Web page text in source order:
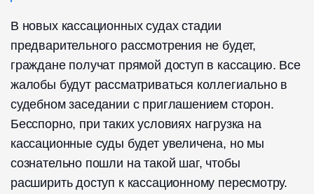
В новых кассационных судах стадии
предварительного рассмотрения не будет,
граждане получат прямой доступ в кассацию. Все
жалобы будут рассматриваться коллегиально в
судебном заседании с приглашением сторон.
Бесспорно, при таких условиях нагрузка на
кассационные суды будет увеличена, но мы
сознательно пошли на такой шаг, чтобы
расширить доступ к кассационному пересмотру.